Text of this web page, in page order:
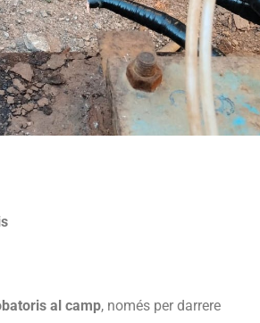
al camp, només per darrere